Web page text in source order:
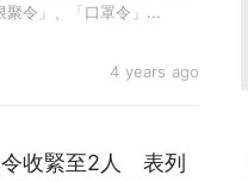
4 years ago
令」、「口罩令」...
令收緊至2人 表列